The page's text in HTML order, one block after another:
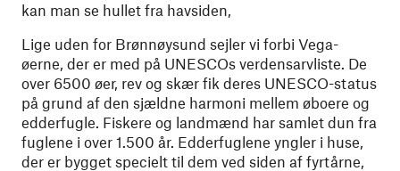
kan man se hullet fra havsiden,
Lige uden for Brønnøysund sejler vi forbi Vega-
øerne, der er med på UNESCOs verdensarvliste. De
over 6500 øer, rev og skær fik deres UNESCO-status
på grund af den sjældne harmoni mellem øboere og
edderfugle. Fiskere og landmænd har samlet dun fra
fuglene i over 1.500 år. Edderfuglene yngler i huse,
der er bygget specielt til dem ved siden af ​​fyrtårne,